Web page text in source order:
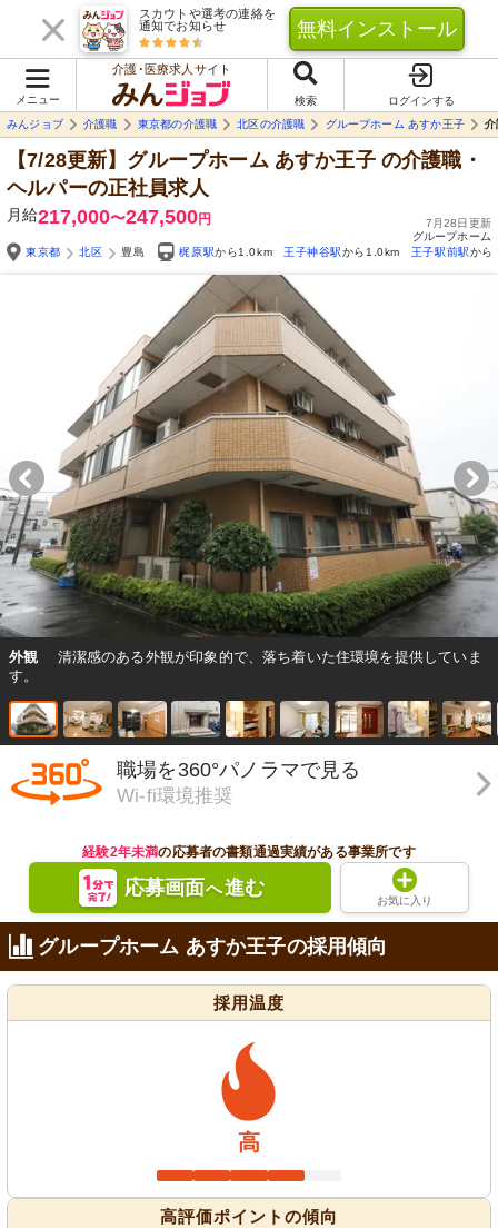
スカウトや選考の連絡を
通知でお知らせ
無料インストール
メニュー
介護･医療求人サイト
検索
ログインする
みんジョブ
介護職 東京都の介護職 北区の介護職 グループホーム あすか王子 介
【7/28更新】グループホーム あすか王子の介護職・
ヘルパーの正社員求人
月給217,000〜247,500円
7月28日更新
グループホーム
東京都
北区 豊島 梶原駅から1.0km 王子神谷駅から1.0km 王子駅前駅から
外観
清潔感のある外観が印象的で、落ち着いた住環境を提供していま
す。
職場を360°パノラマで見る
Wi-fi環境推奨
経験2年未満の応募者の書類通過実績がある事業所です
応募画面へ進む
お気に入り
グループホーム あすか王子の採用傾向
採用温度
高
高評価ポイントの傾向